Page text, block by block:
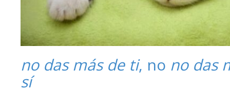
no das más de ti, no no das
sí